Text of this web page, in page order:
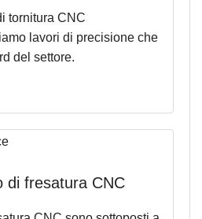
tornitura CNC
lavori di precisione che
del settore.
di fresatura CNC